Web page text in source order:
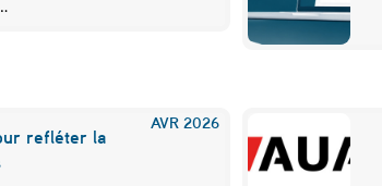
AVR 2026
refléter la